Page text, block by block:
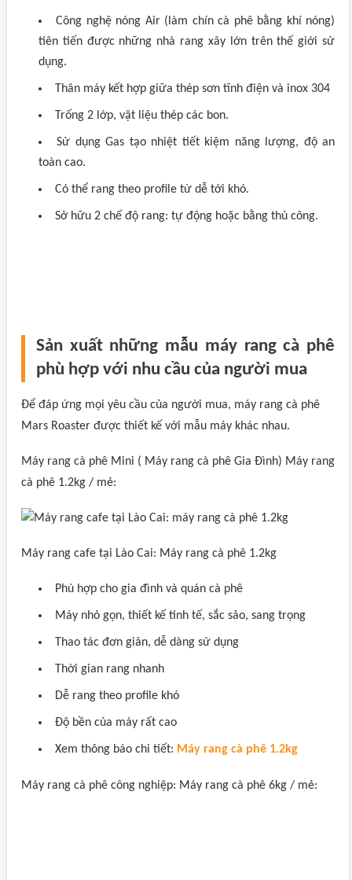
Công nghệ nóng Air (làm chín cà phê bằng khí nóng)
tiên tiến được những nhà rang xây lớn trên thế giới sử
dụng.
Thân máy kết hợp giữa thép sơn tĩnh điện và inox 304
Trống 2 lớp, vật liệu thép các bon.
Sử dụng Gas tạo nhiệt tiết kiệm năng lượng, độ an
toàn cao.
Có thể rang theo profile từ dễ tới khó.
Sở hữu 2 chế độ rang: tự động hoặc bằng thủ công.
Sản xuất những mẫu máy rang cà phê
phù hợp với nhu cầu của người mua
Để đáp ứng mọi yêu cầu của người mua, máy rang cà phê
Mars Roaster được thiết kế với mẫu máy khác nhau.
Máy rang cà phê Mini ( Máy rang cà phê Gia Đình) Máy rang
cà phê 1.2kg / mẻ:
Máy rang cafe tại Lào Cai: Máy rang cà phê 1.2kg
Phù hợp cho gia đình và quán cà phê
Máy nhỏ gọn, thiết kế tinh tế, sắc sảo, sang trọng
Thao tác đơn giản, dễ dàng sử dụng
Thời gian rang nhanh
Dễ rang theo profile khó
Độ bền của máy rất cao
Xem thông báo chi tiết: Máy rang cà phê 1.2kg
Máy rang cà phê công nghiệp: Máy rang cà phê 6kg / mẻ: